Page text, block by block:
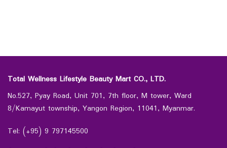
Total Wellness Lifestyle Beauty Mart CO., LTD.
No.527, Pyay Road, Unit 701, 7th floor, M tower, Ward
8/Kamayut township, Yangon Region, 11041, Myanmar.
Tel: (+95) 9 797145500